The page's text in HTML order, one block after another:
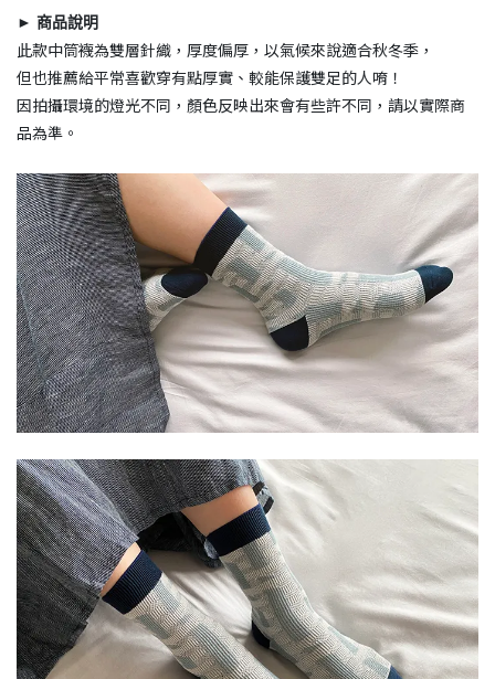
► 商品說明
此款中筒襪為雙層針織，厚度偏厚，以氣候來說適合秋冬季，
但也推薦給平常喜歡穿有點厚實、較能保護雙足的人唷！
因拍攝環境的燈光不同，顏色反映出來會有些許不同，請以實際商
品為準。